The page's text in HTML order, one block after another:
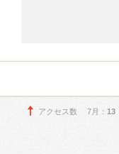
アクセス数 7月： 13